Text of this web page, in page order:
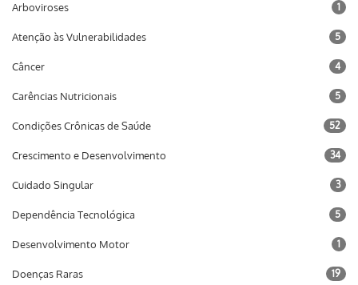
Arboviroses 1
Atenção às Vulnerabilidades 5
Câncer 4
Carências Nutricionais 5
Condições Crônicas de Saúde 52
Crescimento e Desenvolvimento 34
Cuidado Singular 3
Dependência Tecnológica 5
Desenvolvimento Motor 1
Doenças Raras 19